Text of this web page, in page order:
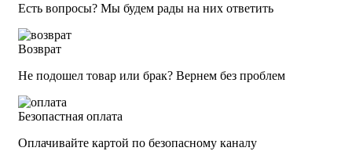
Есть вопросы? Мы будем рады на них ответить
Возврат
Не подошел товар или брак? Вернем без проблем
Безопастная оплата
Оплачивайте картой по безопасному каналу